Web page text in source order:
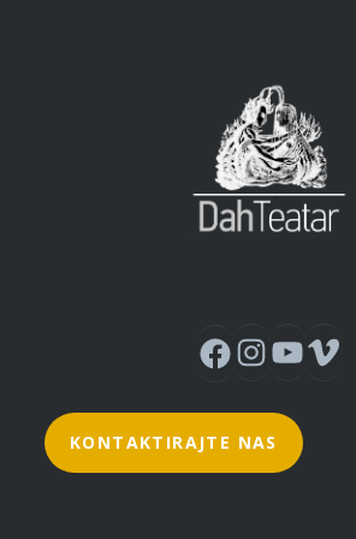
Facebook Instagram YouTube Vimeo
KONTAKTIRAJTE NAS